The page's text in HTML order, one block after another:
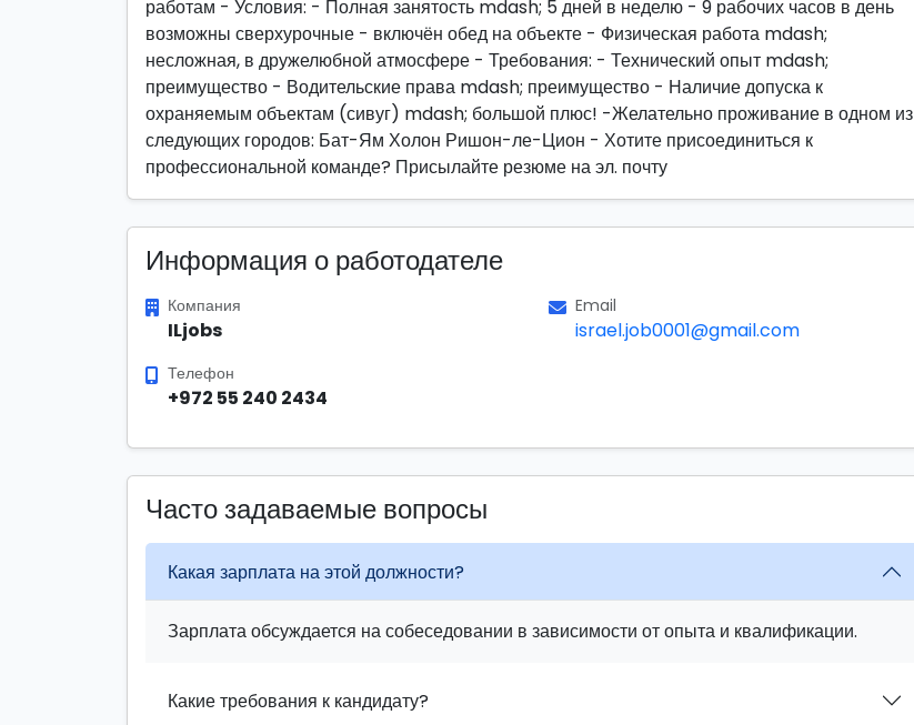
работам - Условия: - Полная занятость mdash; 5 дней в неделю - 9 рабочих часов в день
возможны сверхурочные - включён обед на объекте - Физическая работа mdash;
несложная, в дружелюбной атмосфере - Требования: - Технический опыт mdash;
преимущество - Водительские права mdash; преимущество - Наличие допуска к
охраняемым объектам (сивуг) mdash; большой плюс! -Желательно проживание в одном из
следующих городов: Бат-Ям Холон Ришон-ле-Цион - Хотите присоединиться к
профессиональной команде? Присылайте резюме на эл. почту
Информация о работодателе
Компания
ILjobs
Email
israel.job0001@gmail.com
Телефон
+972 55 240 2434
Часто задаваемые вопросы
Какая зарплата на этой должности?
Зарплата обсуждается на собеседовании в зависимости от опыта и квалификации.
Какие требования к кандидату?